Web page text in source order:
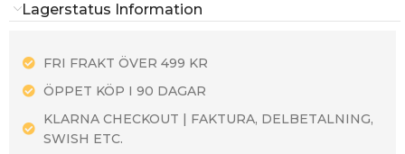
Lagerstatus Information
FRI FRAKT ÖVER 499 KR
ÖPPET KÖP I 90 DAGAR
KLARNA CHECKOUT | FAKTURA, DELBETALNING,
SWISH ETC.